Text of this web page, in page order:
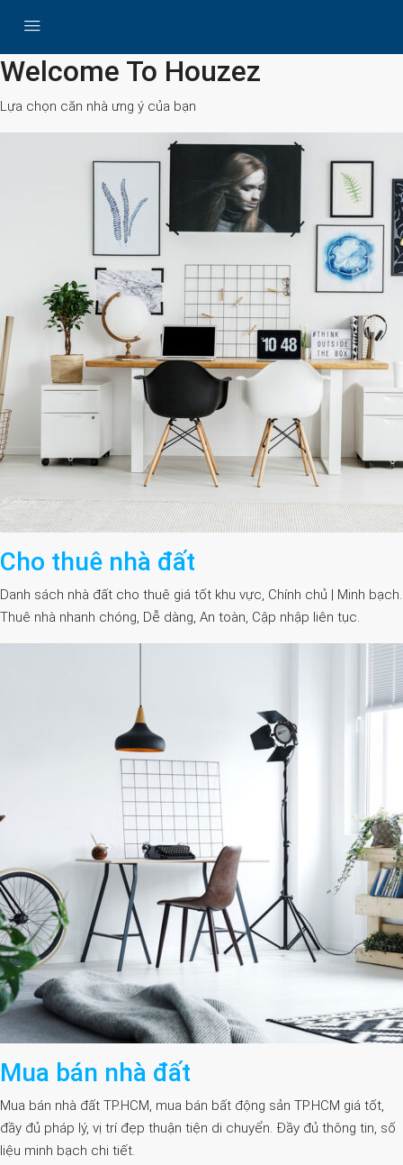
Search
Welcome To Houzez
Lựa chọn căn nhà ưng ý của bạn
Cho thuê nhà đất
Danh sách nhà đất cho thuê giá tốt khu vực, Chính chủ | Minh bạch.
Thuê nhà nhanh chóng, Dễ dàng, An toàn, Cập nhập liên tục.
Mua bán nhà đất
Mua bán nhà đất TP.HCM, mua bán bất động sản TP.HCM giá tốt,
đầy đủ pháp lý, vị trí đẹp thuận tiện di chuyển. Đầy đủ thông tin, số
liệu minh bạch chi tiết.